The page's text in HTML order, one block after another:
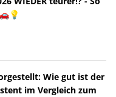
Wie gut ist der
im Vergleich zum